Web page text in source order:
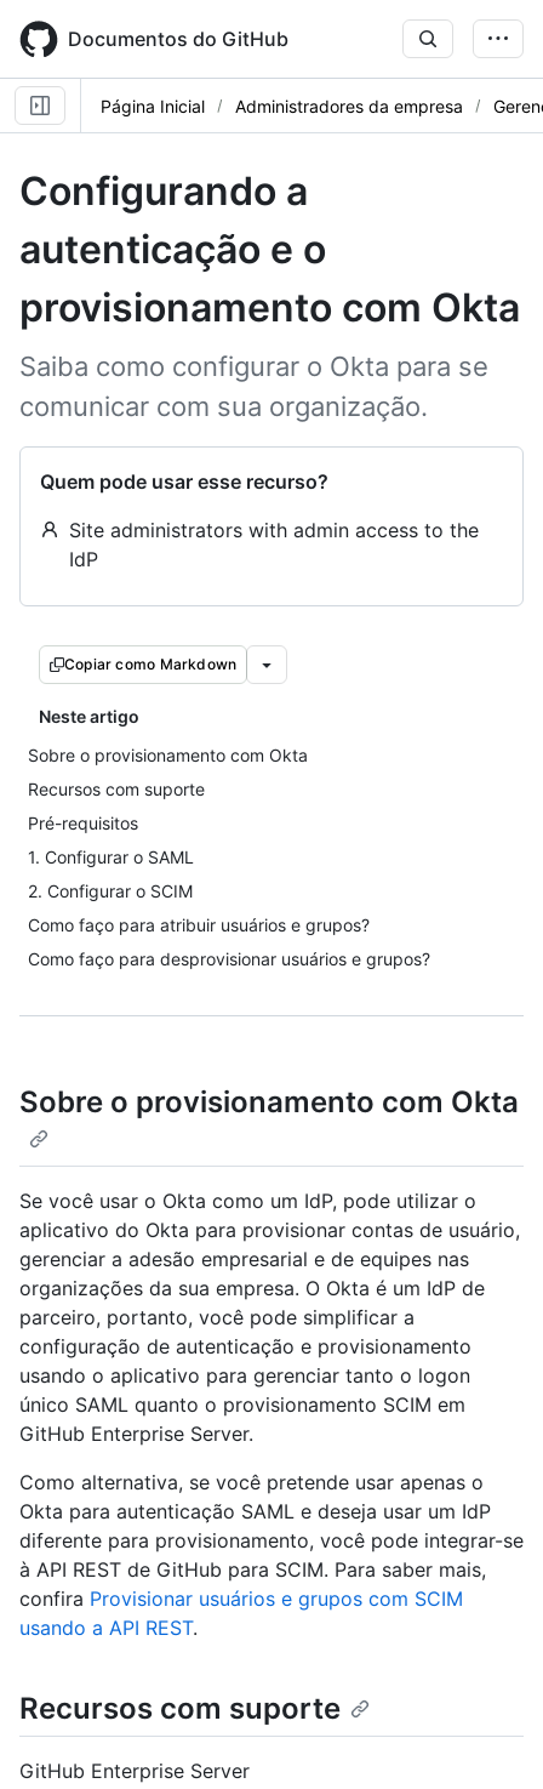
main
content
Documentos do GitHub
Página Inicial Administradores da empresa
Configurando a
autenticação e o
provisionamento com Okta
Saiba como configurar o Okta para se
comunicar com sua organização.
Quem pode usar esse recurso?
Site administrators with admin access to the
IdP
Copiar como Markdown
Neste artigo
Sobre o provisionamento com Okta
Recursos com suporte
Pré-requisitos
1. Configurar o SAML
2. Configurar o SCIM
Como faço para atribuir usuários e grupos?
Como faço para desprovisionar usuários e grupos?
Sobre o provisionamento com Okta
Se você usar o Okta como um IdP, pode utilizar o
aplicativo do Okta para provisionar contas de usuário,
gerenciar a adesão empresarial e de equipes nas
organizações da sua empresa. O Okta é um IdP de
parceiro, portanto, você pode simplificar a
configuração de autenticação e provisionamento
usando o aplicativo para gerenciar tanto o logon
único SAML quanto o provisionamento SCIM em
GitHub Enterprise Server.
Como alternativa, se você pretende usar apenas o
Okta para autenticação SAML e deseja usar um IdP
diferente para provisionamento, você pode integrar-se
à API REST de GitHub para SCIM. Para saber mais,
confira Provisionar usuários e grupos com SCIM
usando a API REST.
Recursos com suporte
GitHub Enterprise Server